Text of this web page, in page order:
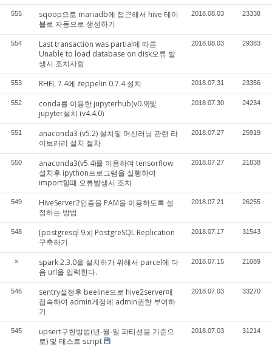
555
sqoop으로 mariadb에 접근해서 hive 테이
블로 자동으로 생성하기
2018.08.03 23338
554
Last transaction was partial에 따른
Unable to load database on disk오류 발
생시 조치사항
2018.08.03 29383
553 RHEL 7.4에 zeppelin 0.7.4 설치 2018.07.31 23356
552
conda를 이용한 jupyterhub(v0.9)및
jupyter설치 (v4.4.0)
2018.07.30 24234
551
anaconda3 (v5.2) 설치및 머신러닝 관련 라
이브러리 설치 절차
2018.07.27 25919
550
anaconda3(v5.4)를 이용하여 tensorflow
설치후 ipython프로그램을 실행하여
import할때 오류발생시 조치
2018.07.27 21838
549
HiveServer2인증을 PAM을 이용하도록 설
정하는 방법
2018.07.21 26255
548
[postgresql 9.x] PostgreSQL Replication
구축하기
2018.07.17 31543
»
spark 2.3.0을 설치하가 위해서 parcel에 다
음 url을 입력한다.
2018.07.15 21089
546
sentry설정후 beeline으로 hive2server에
접속하여 admin계정에 admin권한 부여하
기
2018.07.03 33270
545
upsert구현방법(년-월-일 파티션을 기준으
로) 및 테스트 script
2018.07.03 31214